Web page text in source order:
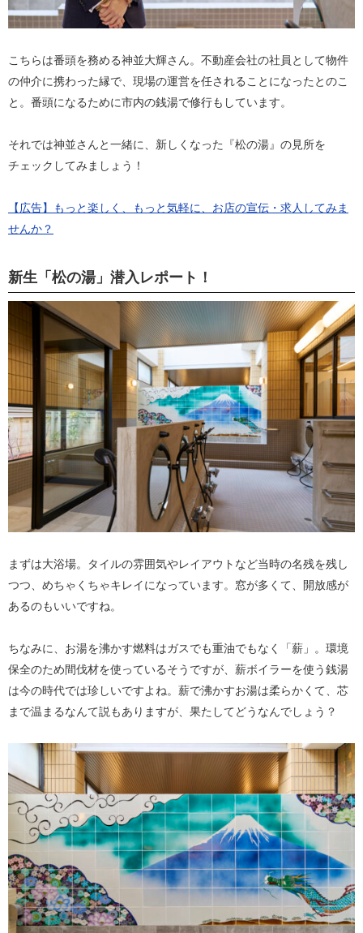
こちらは番頭を務める神並大輝さん。不動産会社の社員として物件
の仲介に携わった縁で、現場の運営を任されることになったとのこ
と。番頭になるために市内の銭湯で修行もしています。
それでは神並さんと一緒に、新しくなった『松の湯』の見所を
チェックしてみましょう！
【広告】もっと楽しく、もっと気軽に、お店の宣伝・求人してみま
せんか？
新生「松の湯」潜入レポート！
まずは大浴場。タイルの雰囲気やレイアウトなど当時の名残を残し
つつ、めちゃくちゃキレイになっています。窓が多くて、開放感が
あるのもいいですね。
ちなみに、お湯を沸かす燃料はガスでも重油でもなく「薪」。環境
保全のため間伐材を使っているそうですが、薪ボイラーを使う銭湯
は今の時代では珍しいですよね。薪で沸かすお湯は柔らかくて、芯
まで温まるなんて説もありますが、果たしてどうなんでしょう？